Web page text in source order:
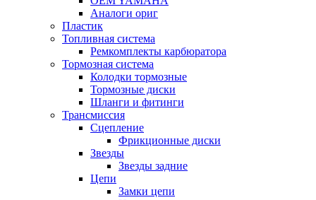
Аналоги ориг
Пластик
Топливная система
Ремкомплекты карбюратора
Тормозная система
Колодки тормозные
Тормозные диски
Шланги и фитинги
Трансмиссия
Cцепление
Фрикционные диски
Звезды
Звезды задние
Цепи
Замки цепи